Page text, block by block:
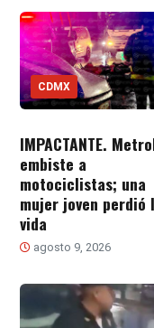
CDMX
IMPACTANTE.
embiste a
motociclistas; una
mujer joven perdió
vida
agosto 9, 2026